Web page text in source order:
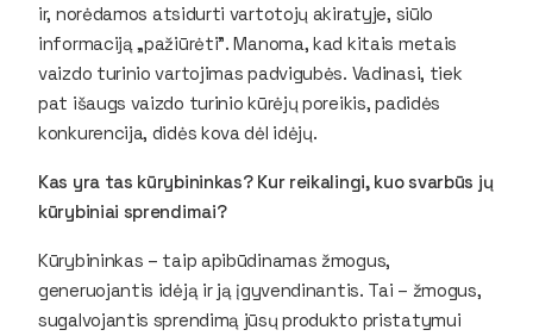
ir, norėdamos atsidurti vartotojų akiratyje, siūlo
informaciją „pažiūrėti”. Manoma, kad kitais metais
vaizdo turinio vartojimas padvigubės. Vadinasi, tiek
pat išaugs vaizdo turinio kūrėjų poreikis, padidės
konkurencija, didės kova dėl idėjų.
Kas yra tas kūrybininkas? Kur reikalingi, kuo svarbūs jų
kūrybiniai sprendimai?
Kūrybininkas – taip apibūdinamas žmogus,
generuojantis idėją ir ją įgyvendinantis. Tai – žmogus,
sugalvojantis sprendimą jūsų produkto pristatymui